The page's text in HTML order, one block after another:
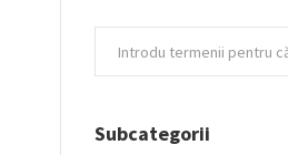
Subcategorii